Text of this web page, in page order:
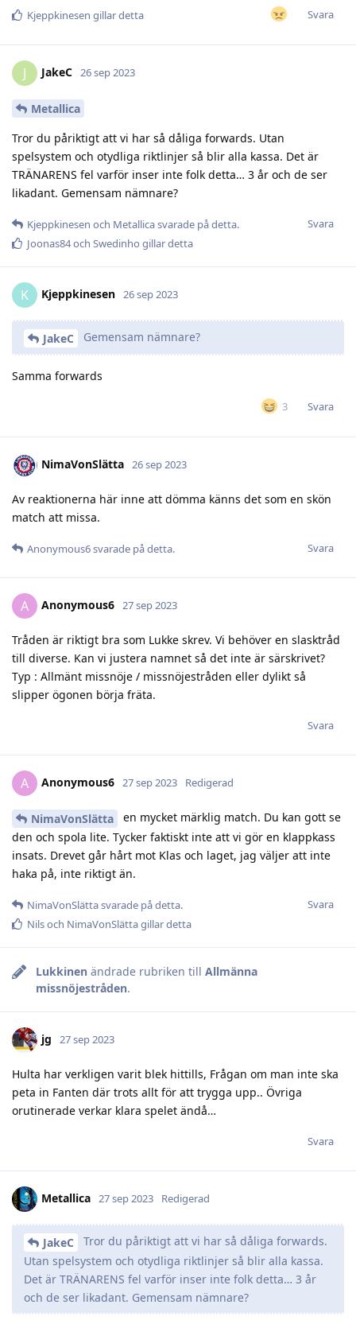
Svara
Kjeppkinesen gillar detta
J JakeC 26 sep 2023
Metallica
Tror du påriktigt att vi har så dåliga forwards. Utan
spelsystem och otydliga riktlinjer så blir alla kassa. Det är
TRÄNARENS fel varför inser inte folk detta… 3 år och de ser
likadant. Gemensam nämnare?
Svara
Kjeppkinesen och Metallicasvarade på detta.
Joonas84och Swedinho gillar detta
K Kjeppkinesen 26 sep 2023
JakeC Gemensam nämnare?
Samma forwards
3 Svara
NimaVonSlätta 26 sep 2023
Av reaktionerna här inne att dömma känns det som en skön
match att missa.
Svara
Anonymous6svarade på detta.
A Anonymous6 27 sep 2023
Tråden är riktigt bra som Lukke skrev. Vi behöver en slasktråd
till diverse. Kan vi justera namnet så det inte är särskrivet?
Typ : Allmänt missnöje / missnöjestråden eller dylikt så
slipper ögonen börja fräta.
Svara
A Anonymous6 27 sep 2023 Redigerad
NimaVonSlätta
en mycket märklig match. Du kan gott se
den och spola lite. Tycker faktiskt inte att vi gör en klappkass
insats. Drevet går hårt mot Klas och laget, jag väljer att inte
haka på, inte riktigt än.
Svara
NimaVonSlättasvarade på detta.
Nilsoch NimaVonSlättagillar detta
Lukkinen ändrade rubriken till Allmänna
missnöjestråden.
jg 27 sep 2023
Hulta har verkligen varit blek hittills, Frågan om man inte ska
peta in Fanten där trots allt för att trygga upp.. Övriga
orutinerade verkar klara spelet ändå…
Svara
Metallica 27 sep 2023 Redigerad
JakeC
Tror du påriktigt att vi har så dåliga forwards.
Utan spelsystem och otydliga riktlinjer så blir alla kassa.
Det är TRÄNARENS fel varför inser inte folk detta… 3 år
och de ser likadant. Gemensam nämnare?